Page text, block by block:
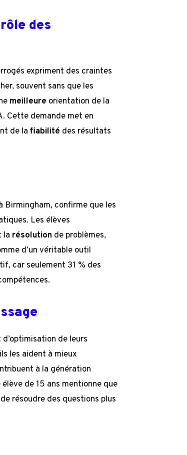
des
expriment des craintes
souvent sans que les
meilleure orientation de la
Cette demande met en
de lafiabilité des résultats
Birmingham, confirme que les
Les élèves
la résolution de problèmes,
d’un véritable outil
car seulement 31 % des
de leurs
les aident à mieux
à la génération
de 15 ans mentionne que
résoudre des questions plus